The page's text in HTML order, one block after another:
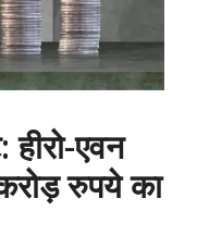
हीरो-एवन
रुपये का